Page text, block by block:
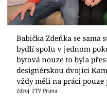
Babička Zdeňka se
bydlí spolu v jednom
bytová nouze to byla
designérskou dvojici
vždy měli na práci pouze
Zdroj: FTV Prima